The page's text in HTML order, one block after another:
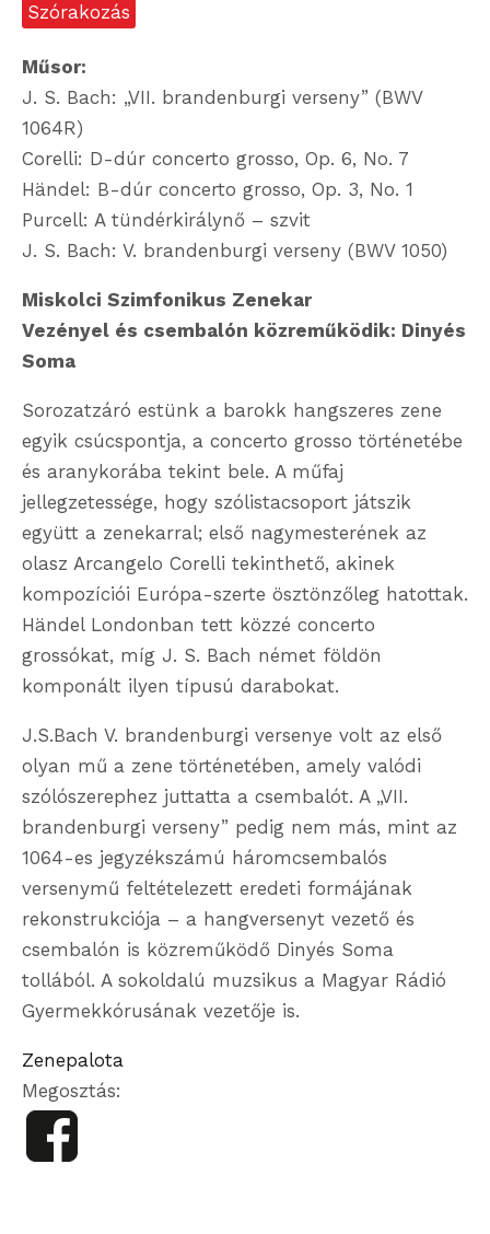
Szórakozás
Műsor:
J. S. Bach: „VII. brandenburgi verseny” (BWV
1064R)
Corelli: D-dúr concerto grosso, Op. 6, No. 7
Händel: B-dúr concerto grosso, Op. 3, No. 1
Purcell: A tündérkirálynő – szvit
J. S. Bach: V. brandenburgi verseny (BWV 1050)
Miskolci Szimfonikus Zenekar
Vezényel és csembalón közreműködik: Dinyés
Soma
Sorozatzáró estünk a barokk hangszeres zene
egyik csúcspontja, a concerto grosso történetébe
és aranykorába tekint bele. A műfaj
jellegzetessége, hogy szólistacsoport játszik
együtt a zenekarral; első nagymesterének az
olasz Arcangelo Corelli tekinthető, akinek
kompozíciói Európa-szerte ösztönzőleg hatottak.
Händel Londonban tett közzé concerto
grossókat, míg J. S. Bach német földön
komponált ilyen típusú darabokat.
J.S.Bach V. brandenburgi versenye volt az első
olyan mű a zene történetében, amely valódi
szólószerephez juttatta a csembalót. A „VII.
brandenburgi verseny” pedig nem más, mint az
1064-es jegyzékszámú háromcsembalós
versenymű feltételezett eredeti formájának
rekonstrukciója – a hangversenyt vezető és
csembalón is közreműködő Dinyés Soma
tollából. A sokoldalú muzsikus a Magyar Rádió
Gyermekkórusának vezetője is.
Zenepalota
Megosztás: